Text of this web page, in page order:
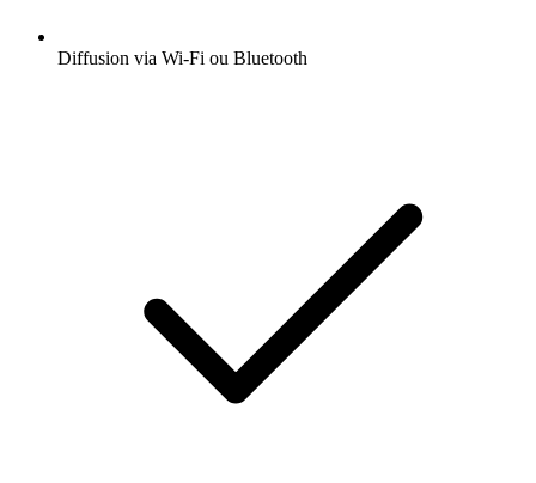
Diffusion via Wi-Fi ou Bluetooth